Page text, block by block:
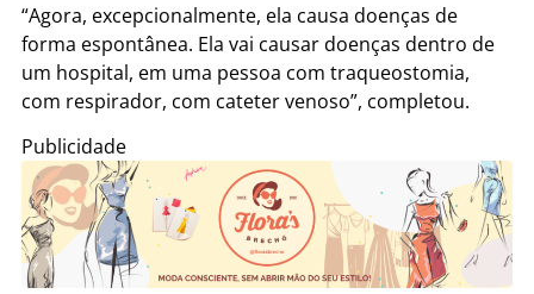
“Agora, excepcionalmente, ela causa doenças de
forma espontânea. Ela vai causar doenças dentro de
um hospital, em uma pessoa com traqueostomia,
com respirador, com cateter venoso”, completou.
Publicidade